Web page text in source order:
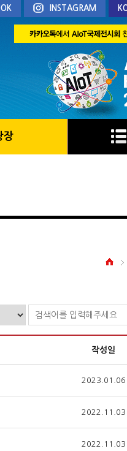
INSTAGRAM
장
작성일
2023.01.06
2022.11.03
2022.11.03